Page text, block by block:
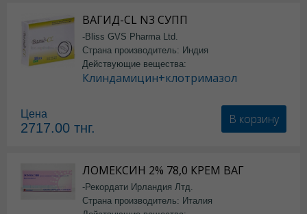
ВАГИД-CL N3 СУПП
-Bliss GVS Pharma Ltd.
Страна производитель: Индия
Действующие вещества:
Клиндамицин+клотримазол
Цена
2717.00 тнг.
В корзину
ЛОМЕКСИН 2% 78,0 КРЕМ ВАГ
-Рекордати Ирландия Лтд.
Страна производитель: Италия